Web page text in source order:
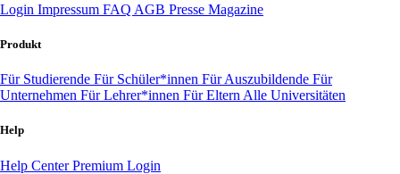
Login Impressum FAQ AGB Presse Magazine
Produkt
Für Studierende Für Schüler*innen Für Auszubildende Für
Unternehmen Für Lehrer*innen Für Eltern Alle Universitäten
Help
Help CenterPremium Login